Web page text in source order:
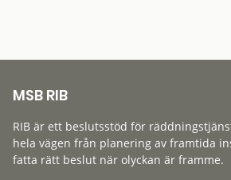
MSB RIB
RIB är ett beslutsstöd för
hela vägen från planering av framtida
fatta rätt beslut när olyckan är framme.